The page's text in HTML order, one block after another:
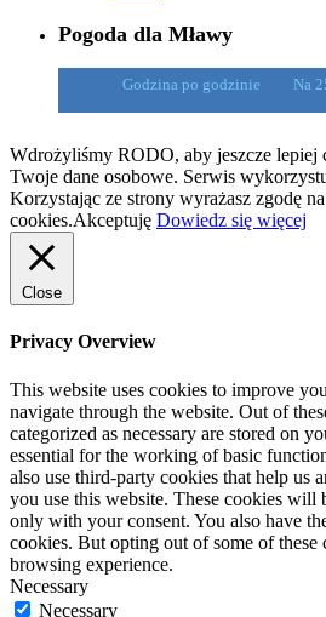
Pogoda dla Mławy
Godzina po godzinie Na
Wdrożyliśmy RODO, aby jeszcze lepiej
Twoje dane osobowe. Serwis
Korzystając ze strony wyrażasz zgodę
cookies.Akceptuję Dowiedz się więcej
Close
Privacy Overview
This website uses cookies to improve
navigate through the website. Out of
categorized as necessary are stored on
essential for the working of basic
also use third-party cookies that help us
you use this website. These cookies will
only with your consent. You also have
cookies. But opting out of some of these
browsing experience.
Necessary
Necessary